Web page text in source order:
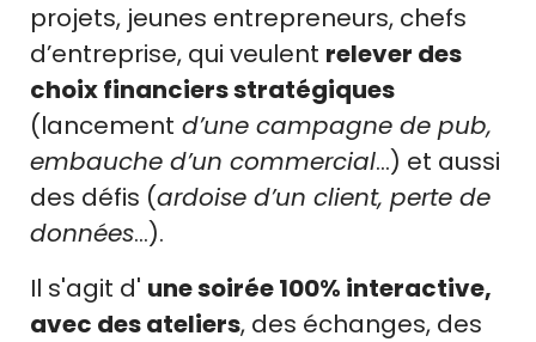
projets, jeunes entrepreneurs, chefs
d’entreprise, qui veulent relever des
choix financiers stratégiques
(lancement d’une campagne de pub,
embauche d’un commercial…) et aussi
des défis (ardoise d’un client, perte de
données...).
Il s'agit d' une soirée 100% interactive,
avec des ateliers, des échanges, des